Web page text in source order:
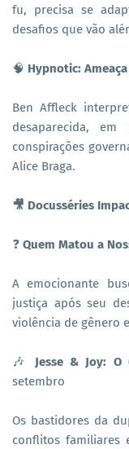
fu, precisa se
desafios que vão
🧠 Hypnotic:
Ben Affleck
desaparecida,
conspirações
Alice Braga.
🎥 Docusséries
❓ Quem Matou a
A emocionante
justiça após seu
violência de gênero
🎶 Jesse & Joy: O
setembro
Os bastidores da
conflitos familiares